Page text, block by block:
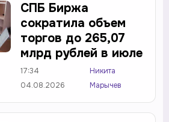
СПБ Биржа
сократила объем
торгов до 265,07
млрд рублей в июле
17:34
04.08.2026
Никита
Марычев